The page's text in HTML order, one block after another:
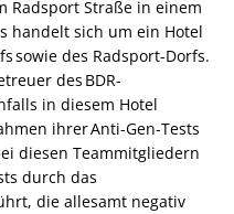
Radsport Straße in einem
handelt sich um ein Hotel
sowie des Radsport-Dorfs.
des BDR-
in diesem Hotel
ihrer Anti-Gen-Tests
diesen Teammitgliedern
durch das
die allesamt negativ